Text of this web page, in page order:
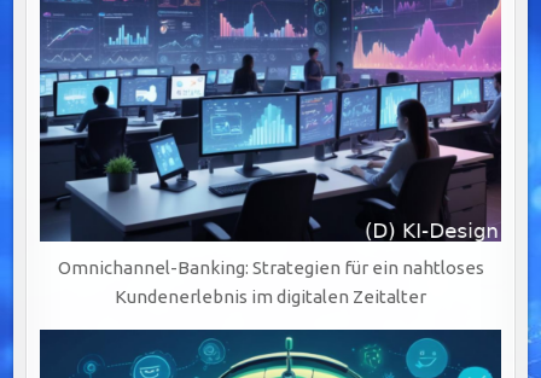
Omnichannel-Banking: Strategien für ein nahtloses
Kundenerlebnis im digitalen Zeitalter